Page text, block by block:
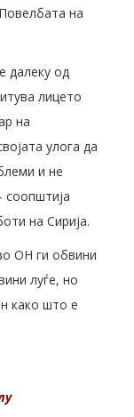
на
далеку од
лицето
на
улога да
и не
соопштија
на Сирија.
ОН ги обвини
луѓе, но
како што е